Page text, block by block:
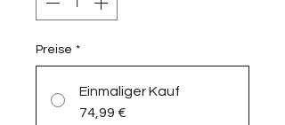
Preise *
Einmaliger Kauf
74,99 €